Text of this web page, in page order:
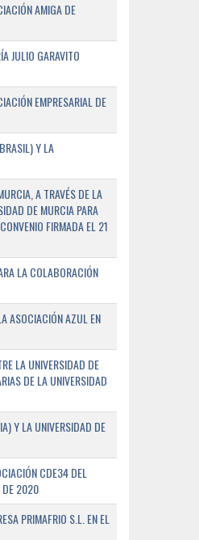
AMIGA DE
JULIO GARAVITO
EMPRESARIAL DE
Y LA
A TRAVÉS DE LA
DE MURCIA PARA
FIRMADA EL 21
LA COLABORACIÓN
ASOCIACIÓN AZUL EN
LA UNIVERSIDAD DE
DE LA UNIVERSIDAD
Y LA UNIVERSIDAD DE
CDE34 DEL
DE 2020
PRIMAFRIO S.L. EN EL